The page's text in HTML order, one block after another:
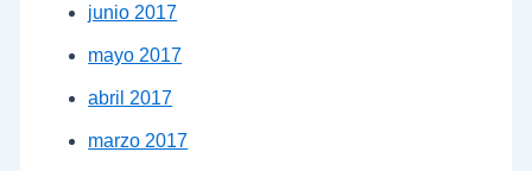
junio 2017
mayo 2017
abril 2017
marzo 2017